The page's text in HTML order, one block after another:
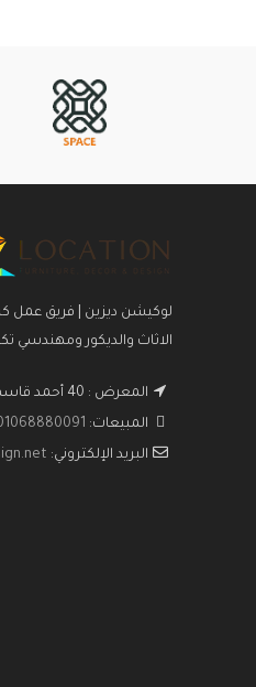
لوكيشن ديزين | فريق عمل
الاثاث والديكور ومهندسي
المعرض : 40 أحمد قاسم جوده - مدينة نصر
المبيعات:
البريد الإلكتروني: